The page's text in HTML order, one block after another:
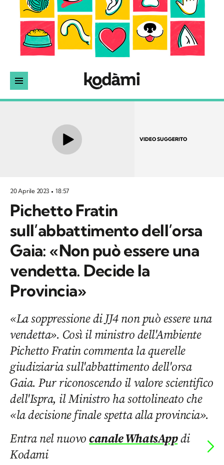
VIDEO SUGGERITO
20 Aprile 2023 18:57
Pichetto Fratin
sull’abbattimento dell’orsa
Gaia: «Non può essere una
vendetta. Decide la
Provincia»
«La soppressione di JJ4 non può essere una
vendetta». Così il ministro dell'Ambiente
Pichetto Fratin commenta la querelle
giudiziaria sull'abbattimento dell'orsa
Gaia. Pur riconoscendo il valore scientifico
dell'Ispra, il Ministro ha sottolineato che
«la decisione finale spetta alla provincia».
Entra nel nuovocanale WhatsAppdi
Kodami